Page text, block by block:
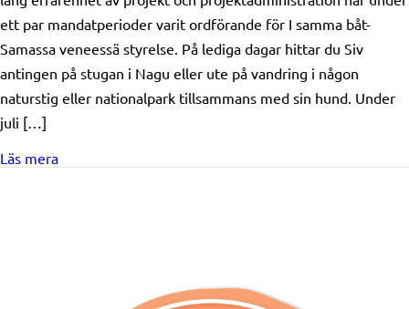
ett par mandatperioder varit ordförande för I samma båt-
Samassa veneessä styrelse. På lediga dagar hittar du Siv
antingen på stugan i Nagu eller ute på vandring i någon
naturstig eller nationalpark tillsammans med sin hund. Under
juli […]
Läs meraabout Vår nya verksamhetsledare